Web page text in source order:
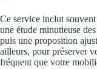
Ce service inclut
une étude minutieuse
puis une proposition
ailleurs, pour préserver
fréquent que votre